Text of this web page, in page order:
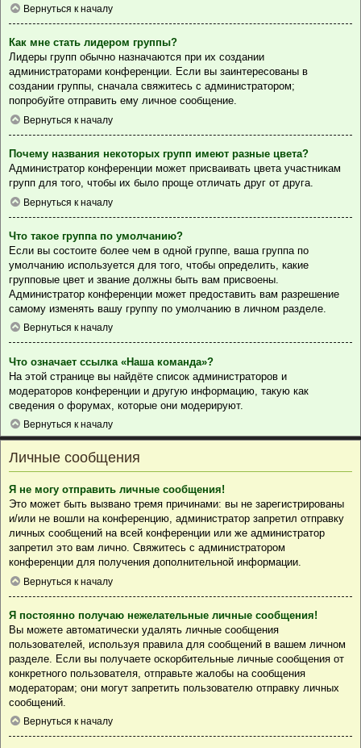
Вернуться к началу
Как мне стать лидером группы?
Лидеры групп обычно назначаются при их создании
администраторами конференции. Если вы заинтересованы в
создании группы, сначала свяжитесь с администратором;
попробуйте отправить ему личное сообщение.
Вернуться к началу
Почему названия некоторых групп имеют разные цвета?
Администратор конференции может присваивать цвета участникам
групп для того, чтобы их было проще отличать друг от друга.
Вернуться к началу
Что такое группа по умолчанию?
Если вы состоите более чем в одной группе, ваша группа по
умолчанию используется для того, чтобы определить, какие
групповые цвет и звание должны быть вам присвоены.
Администратор конференции может предоставить вам разрешение
самому изменять вашу группу по умолчанию в личном разделе.
Вернуться к началу
Что означает ссылка «Наша команда»?
На этой странице вы найдёте список администраторов и
модераторов конференции и другую информацию, такую как
сведения о форумах, которые они модерируют.
Вернуться к началу
Личные сообщения
Я не могу отправить личные сообщения!
Это может быть вызвано тремя причинами: вы не зарегистрированы
и/или не вошли на конференцию, администратор запретил отправку
личных сообщений на всей конференции или же администратор
запретил это вам лично. Свяжитесь с администратором
конференции для получения дополнительной информации.
Вернуться к началу
Я постоянно получаю нежелательные личные сообщения!
Вы можете автоматически удалять личные сообщения
пользователей, используя правила для сообщений в вашем личном
разделе. Если вы получаете оскорбительные личные сообщения от
конкретного пользователя, отправьте жалобы на сообщения
модераторам; они могут запретить пользователю отправку личных
сообщений.
Вернуться к началу